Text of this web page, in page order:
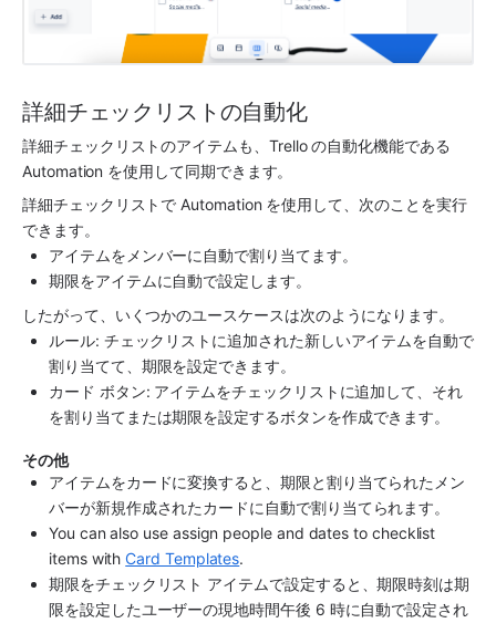
詳細チェックリストの自動化
詳細チェックリストのアイテムも、Trello の自動化機能である
Automation を使用して同期できます。
詳細チェックリストで Automation を使用して、次のことを実行
できます。
アイテムをメンバーに自動で割り当てます。
期限をアイテムに自動で設定します。
したがって、いくつかのユースケースは次のようになります。
ルール: チェックリストに追加された新しいアイテムを自動で
割り当てて、期限を設定できます。
カード ボタン: アイテムをチェックリストに追加して、それ
を割り当てまたは期限を設定するボタンを作成できます。
その他
アイテムをカードに変換すると、期限と割り当てられたメン
バーが新規作成されたカードに自動で割り当てられます。
You can also use assign people and dates to checklist
items with Card Templates.
期限をチェックリスト アイテムで設定すると、期限時刻は期
限を設定したユーザーの現地時間午後 6 時に自動で設定され